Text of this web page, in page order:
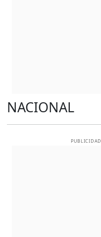
NACIONAL
PUBLICIDAD